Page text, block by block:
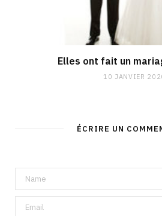
Elles ont fait un
10 JANVIER
ÉCRIRE UN